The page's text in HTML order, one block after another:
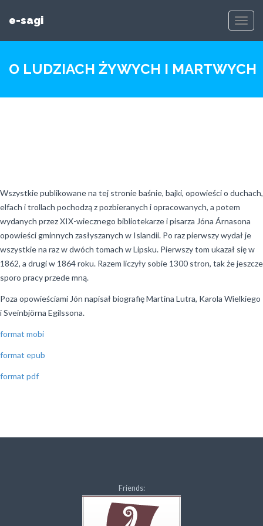
e-sagi
O LUDZIACH ŻYWYCH I MARTWYCH
Wszystkie publikowane na tej stronie baśnie, bajki, opowieści o duchach,
elfach i trollach pochodzą z pozbieranych i opracowanych, a potem
wydanych przez XIX-wiecznego bibliotekarze i pisarza Jóna Árnasona
opowieści gminnych zasłyszanych w Islandii. Po raz pierwszy wydał je
wszystkie na raz w dwóch tomach w Lipsku. Pierwszy tom ukazał się w
1862, a drugi w 1864 roku. Razem liczyły sobie 1300 stron, tak że jeszcze
sporo pracy przede mną.
Poza opowieściami Jón napisał biografię Martina Lutra, Karola Wielkiego
i Sveinbjörna Egilssona.
format mobi
format epub
format pdf
Friends: